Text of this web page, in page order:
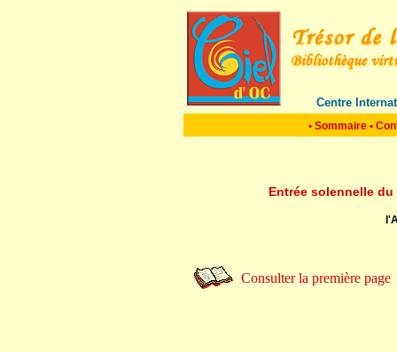
Centre
• Sommaire •
Entrée solennelle du
Consulter la première page